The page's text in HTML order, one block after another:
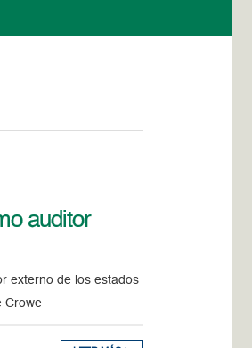
auditor
externo de los estados
Crowe